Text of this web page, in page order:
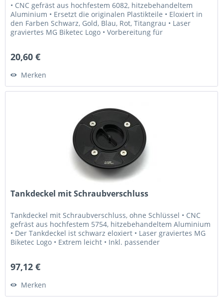
• CNC gefräst aus hochfestem 6082, hitzebehandeltem
Aluminium • Ersetzt die originalen Plastikteile • Eloxiert in
den Farben Schwarz, Gold, Blau, Rot, Titangrau • Laser
graviertes MG Biketec Logo • Vorbereitung für
20,60 €
Merken
Tankdeckel mit Schraubverschluss
Tankdeckel mit Schraubverschluss, ohne Schlüssel • CNC
gefräst aus hochfestem 5754, hitzebehandeltem Aluminium
• Der Tankdeckel ist schwarz eloxiert • Laser graviertes MG
Biketec Logo • Extrem leicht • Inkl. passender
97,12 €
Merken